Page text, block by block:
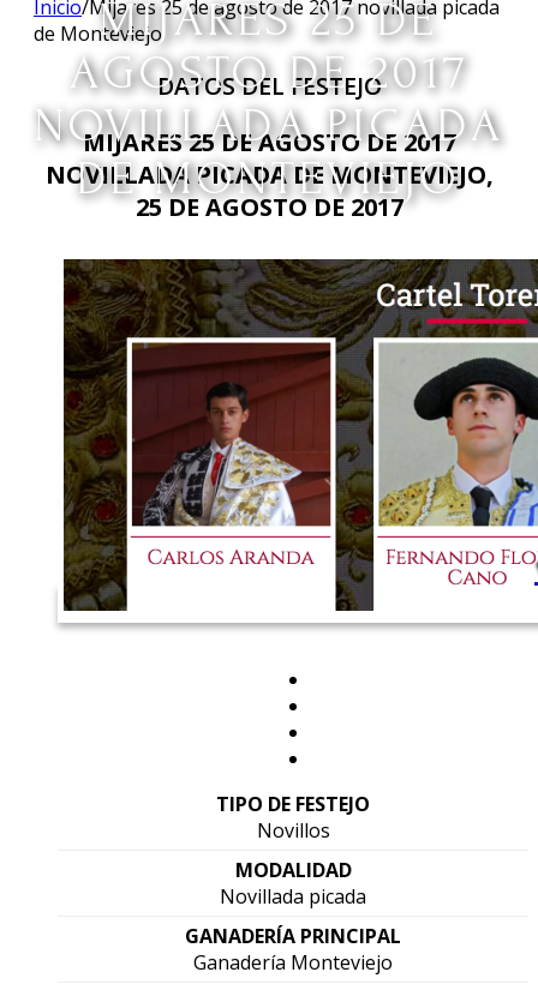
MIJARES 25 DE
AGOSTO DE 2017
NOVILLADA PICADA
DE MONTEVIEJO
Inicio/Mijares 25 de agosto de 2017 novillada picada
de Monteviejo
DATOS DEL FESTEJO
MIJARES 25 DE AGOSTO DE 2017
NOVILLADA PICADA DE MONTEVIEJO,
25 DE AGOSTO DE 2017
TIPO DE FESTEJO
Novillos
MODALIDAD
Novillada picada
GANADERÍA PRINCIPAL
Ganadería Monteviejo